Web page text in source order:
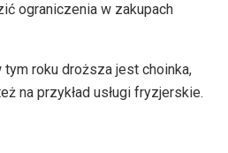
ograniczenia w zakupach
roku droższa jest choinka,
na przykład usługi fryzjerskie.